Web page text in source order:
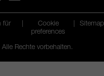
für
Cookie
preferences
Sitemap
Rechte vorbehalten.